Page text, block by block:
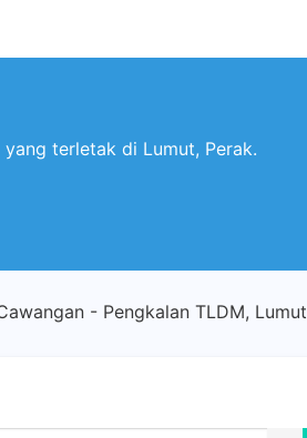
terletak di Lumut, Perak.
- Pengkalan TLDM, Lumut